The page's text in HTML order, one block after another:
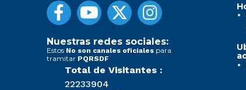
Nuestras redes sociales:
Estos No son canales oficiales para
tramitar PQRSDF
Total de Visitantes :
22233904